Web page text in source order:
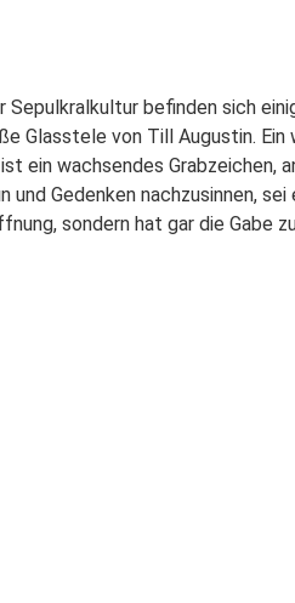
Sepulkralkultur befinden sich
Glasstele von Till Augustin. Ein
ein wachsendes Grabzeichen,
Gedenken nachzusinnen, sei
sondern hat gar die Gabe